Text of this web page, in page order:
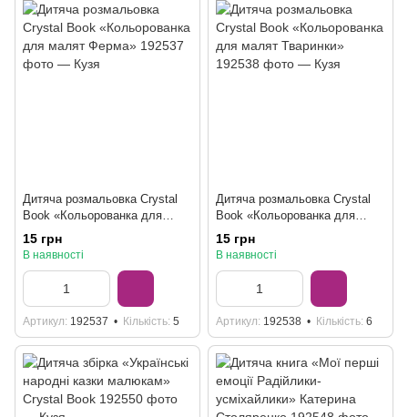
Дитяча розмальовка Crystal
Book «Кольорованка для
малят Ферма»
15 грн
В наявності
Артикул 192537 Кількість 5
Дитяча розмальовка Crystal
Book «Кольорованка для
малят Тваринки»
15 грн
В наявності
Артикул 192538 Кількість 6